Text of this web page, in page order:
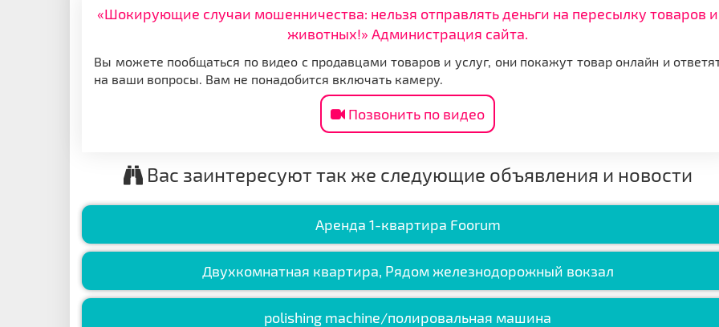
«Шокирующие случаи мошенничества: нельзя отправлять деньги на пересылку товаров и
животных!» Администрация сайта.
Вы можете пообщаться по видео с продавцами товаров и услуг, они покажут товар онлайн и
на ваши вопросы. Вам не понадобится включать камеру.
Позвонить по видео
Вас заинтересуют так же следующие объявления и новости
Аренда 1-квартирa Foorum
Двухкомнатная квартира, Рядом железнодорожный вокзал
polishing machine/полировальная машина